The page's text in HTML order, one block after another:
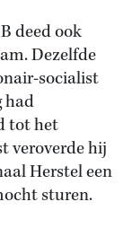
deed ook
Dezelfde
socialist
had
tot het
veroverde hij
Herstel een
sturen.